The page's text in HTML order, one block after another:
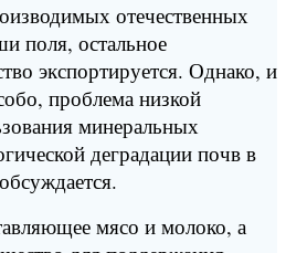
отечественных
поля, остальное
экспортируется. Однако, и
проблема низкой
минеральных
деградации почв в
мясо и молоко, а